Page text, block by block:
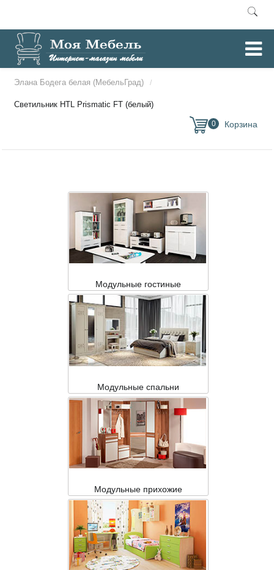
Главная / Модульная мебель /
Элана Бодега белая (МебельГрад) /
Светильник HTL Prismatic FT (белый)
0
Модульные гостиные
Модульные спальни
Модульные прихожие